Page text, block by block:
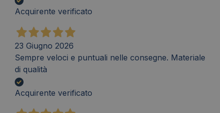
Acquirente verificato
23 Giugno 2026
Sempre veloci e puntuali nelle consegne. Materiale
di qualità
Acquirente verificato